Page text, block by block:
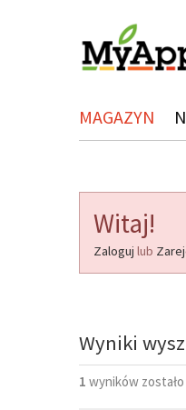
MAGAZYN
Witaj!
Zaloguj lub
Wyniki
1 wyników